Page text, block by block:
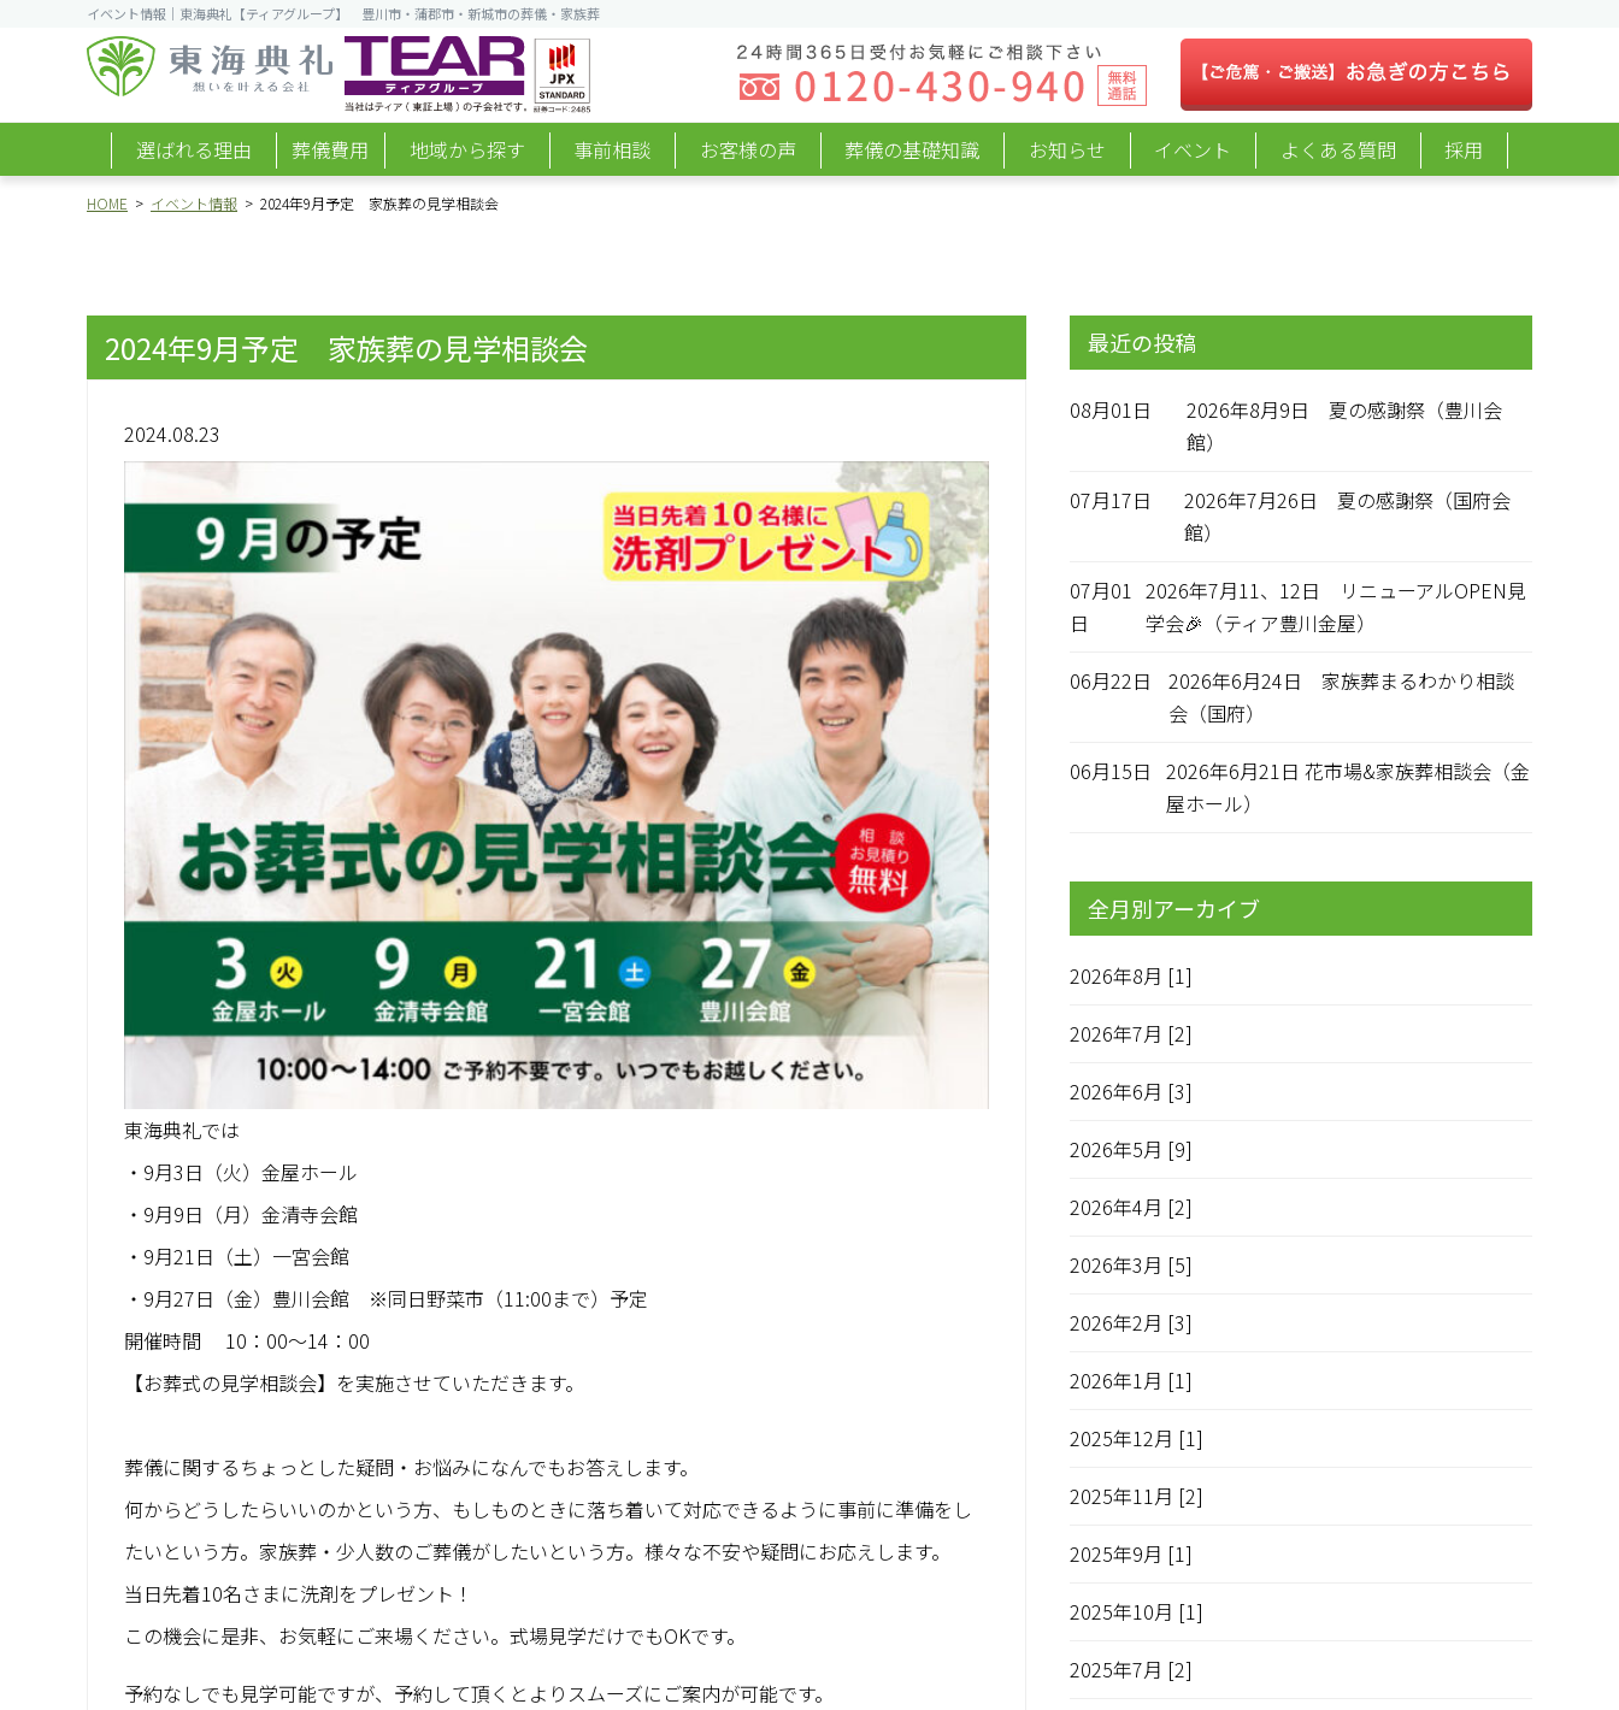
イベント情報｜東海典礼【ティアグループ】 豊川市・蒲郡市・新城市の葬儀・家族葬
選ばれる理由 葬儀費用 地域から探す 事前相談 お客様の声 葬儀の基礎知識 お知らせ イベント よくある質問 採用
HOME イベント情報 2024年9月予定 家族葬の見学相談会
2024年9月予定 家族葬の見学相談会
2024.08.23
東海典礼では
・9月3日（火）金屋ホール
・9月9日（月）金清寺会館
・9月21日（土）一宮会館
・9月27日（金）豊川会館 ※同日野菜市（11:00まで）予定
開催時間 10：00～14：00
【お葬式の見学相談会】を実施させていただきます。
葬儀に関するちょっとした疑問・お悩みになんでもお答えします。
何からどうしたらいいのかという方、もしものときに落ち着いて対応できるように事前に準備をし
たいという方。家族葬・少人数のご葬儀がしたいという方。様々な不安や疑問にお応えします。
当日先着10名さまに洗剤をプレゼント！
この機会に是非、お気軽にご来場ください。式場見学だけでもOKです。
予約なしでも見学可能ですが、予約して頂くとよりスムーズにご案内が可能です。
最近の投稿
08月01日
2026年8月9日 夏の感謝祭（豊川会
館）
07月17日
2026年7月26日 夏の感謝祭（国府会
館）
07月01
日
2026年7月11、12日 リニューアルOPEN見
学会🎉（ティア豊川金屋）
06月22日
2026年6月24日 家族葬まるわかり相談
会（国府）
06月15日 2026年6月21日 花市場&家族葬相談会（金
屋ホール）
全月別アーカイブ
2026年8月 [1]
2026年7月 [2]
2026年6月 [3]
2026年5月 [9]
2026年4月 [2]
2026年3月 [5]
2026年2月 [3]
2026年1月 [1]
2025年12月 [1]
2025年11月 [2]
2025年9月 [1]
2025年10月 [1]
2025年7月 [2]